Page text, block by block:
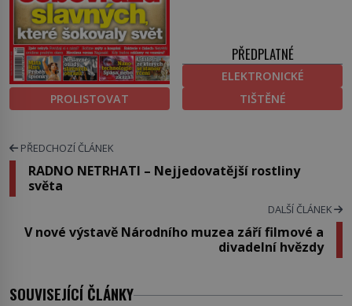
PROLISTOVAT
PŘEDPLATNÉ
ELEKTRONICKÉ
TIŠTĚNÉ
PŘEDCHOZÍ ČLÁNEK
RADNO NETRHATI – Nejjedovatější rostliny
světa
DALŠÍ ČLÁNEK
V nové výstavě Národního muzea září filmové a
divadelní hvězdy
SOUVISEJÍCÍ ČLÁNKY